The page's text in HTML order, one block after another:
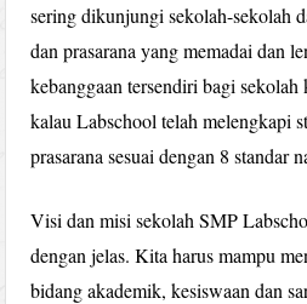
sering dikunjungi sekolah-sekolah
dan prasarana yang memadai dan
kebanggaan tersendiri bagi
kalau Labschool telah melengkapi
prasarana sesuai dengan 8 standar
Visi dan misi sekolah SMP
dengan jelas. Kita harus mampu
bidang akademik, kesiswaan dan